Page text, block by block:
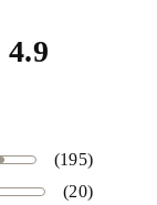
4.9
(195)
(20)